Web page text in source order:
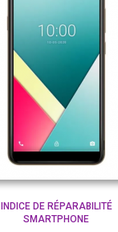
INDICE DE RÉPARABILITÉ
SMARTPHONE